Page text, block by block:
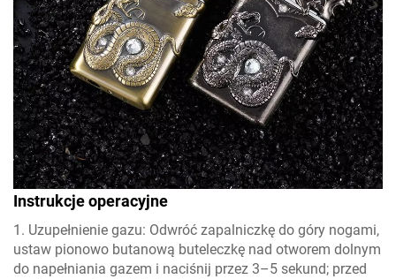
Instrukcje operacyjne
1. Uzupełnienie gazu: Odwróć zapalniczkę do góry nogami,
ustaw pionowo butanową buteleczkę nad otworem dolnym
do napełniania gazem i naciśnij przez 3–5 sekund; przed